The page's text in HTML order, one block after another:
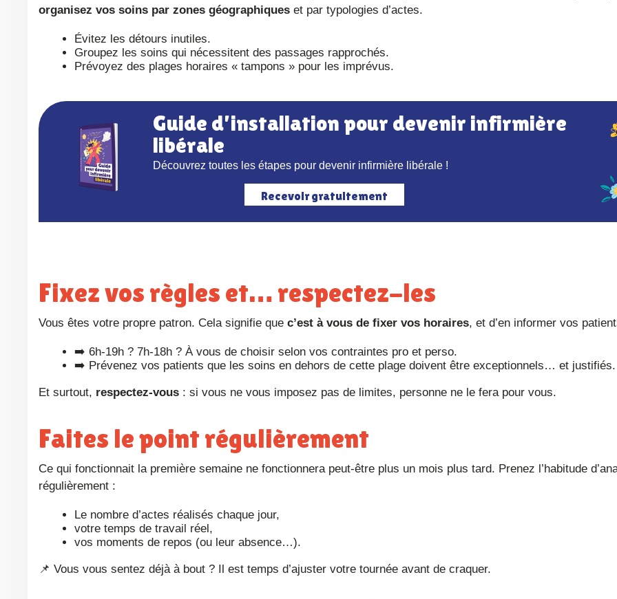
organisez vos soins par zones géographiques et par typologies d’actes.
Évitez les détours inutiles.
Groupez les soins qui nécessitent des passages rapprochés.
Prévoyez des plages horaires « tampons » pour les imprévus.
Guide d’installation pour devenir infirmière
libérale
Découvrez toutes les étapes pour devenir infirmière libérale !
Recevoir gratuitement
Fixez vos règles et… respectez-les
Vous êtes votre propre patron. Cela signifie que c’est à vous de fixer vos horaires, et d’en informer vos
➡️ 6h-19h ? 7h-18h ? À vous de choisir selon vos contraintes pro et perso.
➡️ Prévenez vos patients que les soins en dehors de cette plage doivent être exceptionnels… et justifiés.
Et surtout, respectez-vous : si vous ne vous imposez pas de limites, personne ne le fera pour vous.
Faites le point régulièrement
Ce qui fonctionnait la première semaine ne fonctionnera peut-être plus un mois plus tard. Prenez l’habitude d’analyser
régulièrement :
Le nombre d’actes réalisés chaque jour,
votre temps de travail réel,
vos moments de repos (ou leur absence…).
📌 Vous vous sentez déjà à bout ? Il est temps d’ajuster votre tournée avant de craquer.